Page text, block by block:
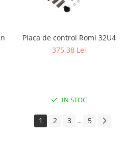
Placa de control Romi 32U4
375,38 Lei
IN STOC
1 2 3 ... 5